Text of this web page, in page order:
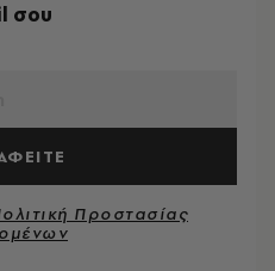
σου
Προστασίας